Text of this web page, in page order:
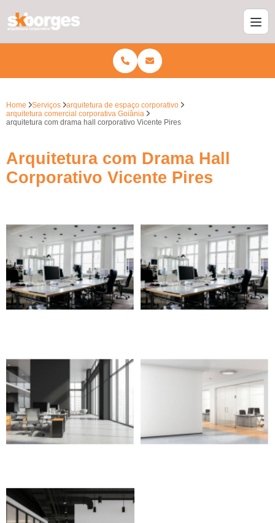
Home Serviços
arquitetura de espaço corporativo
arquitetura comercial corporativa Goiânia
arquitetura com drama hall corporativo Vicente Pires
Arquitetura com Drama Hall
Corporativo Vicente Pires